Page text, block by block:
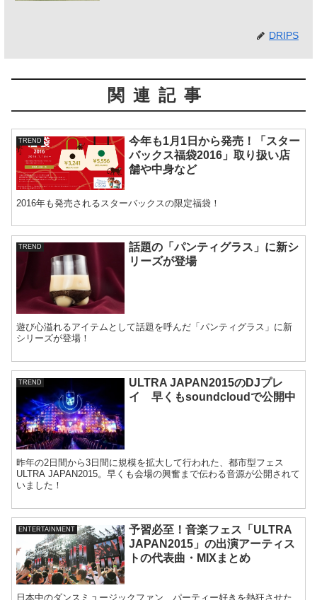
DRIPS
関連記事
TREND
今年も1月1日から発売！「スター
バックス福袋2016」取り扱い店
舗や中身など
2016年も発売されるスターバックスの限定福袋！
TREND
話題の「パンティグラス」に新シ
リーズが登場
遊び心溢れるアイテムとして話題を呼んだ「パンティグラス」に新
シリーズが登場！
TREND
ULTRA JAPAN2015のDJプレ
イ 早くもsoundcloudで公開中
昨年の2日間から3日間に規模を拡大して行われた、都市型フェス
ULTRA JAPAN2015。早くも会場の興奮まで伝わる音源が公開されて
いました！
ENTERTAINMENT
予習必至！音楽フェス「ULTRA
JAPAN2015」の出演アーティス
トの代表曲・MIXまとめ
日本中のダンスミュージックファン、パーティー好きを熱狂させた